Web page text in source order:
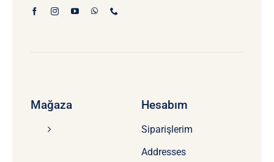
Mağaza Hesabım
Siparişlerim
Addresses